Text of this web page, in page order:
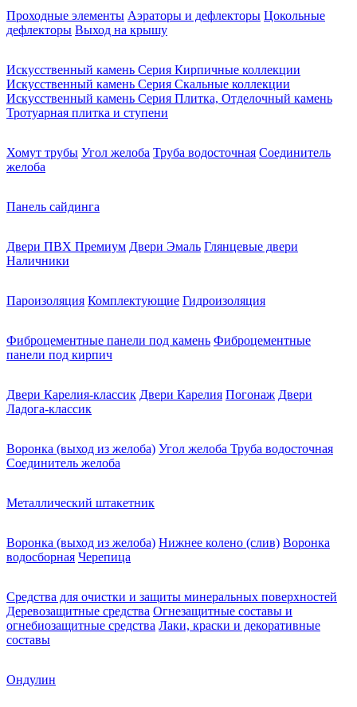
Проходные элементы Аэраторы и дефлекторы Цокольные
дефлекторы Выход на крышу
Искусственный камень Серия Кирпичные коллекции
Искусственный камень Серия Скальные коллекции
Искусственный камень Серия Плитка, Отделочный камень
Тротуарная плитка и ступени
Хомут трубы Угол желоба Труба водосточная Соединитель
желоба
Панель сайдинга
Двери ПВХ Премиум Двери Эмаль Глянцевые двери
Наличники
Пароизоляция Комплектующие Гидроизоляция
Фиброцементные панели под камень Фиброцементные
панели под кирпич
Двери Карелия-классик Двери Карелия Погонаж Двери
Ладога-классик
Воронка (выход из желоба) Угол желоба Труба водосточная
Соединитель желоба
Металлический штакетник
Воронка (выход из желоба) Нижнее колено (слив) Воронка
водосборная Черепица
Средства для очистки и защиты минеральных поверхностей
Деревозащитные средства Огнезащитные составы и
огнебиозащитные средства Лаки, краски и декоративные
составы
Ондулин